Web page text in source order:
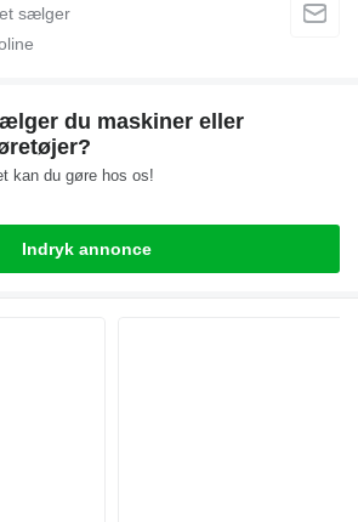
du maskiner eller
kan du gøre hos os!
Indryk annonce